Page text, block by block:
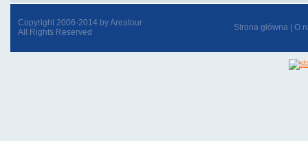
Copyright 2006-2014 by Areatour
All Rights Reserved
Strona główna O